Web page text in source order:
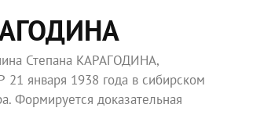
Степана КАРАГОДИНА,
января 1938 года в сибирском
Формируется доказательная